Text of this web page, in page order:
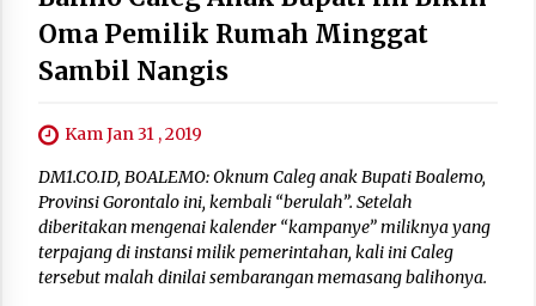
Oma Pemilik Rumah Minggat
Sambil Nangis
Kam Jan 31 , 2019
DM1.CO.ID, BOALEMO: Oknum Caleg anak Bupati Boalemo,
Provinsi Gorontalo ini, kembali “berulah”. Setelah
diberitakan mengenai kalender “kampanye” miliknya yang
terpajang di instansi milik pemerintahan, kali ini Caleg
tersebut malah dinilai sembarangan memasang balihonya.